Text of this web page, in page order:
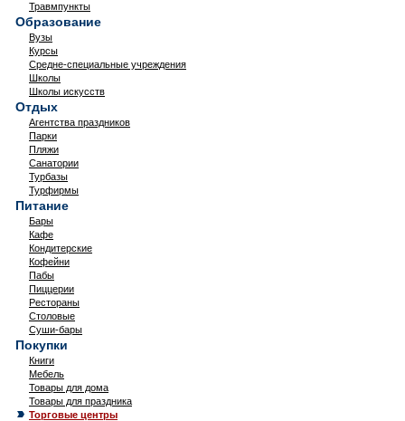
Травмпункты
Образование
Вузы
Курсы
Средне-специальные учреждения
Школы
Школы искусств
Отдых
Агентства праздников
Парки
Пляжи
Санатории
Турбазы
Турфирмы
Питание
Бары
Кафе
Кондитерские
Кофейни
Пабы
Пиццерии
Рестораны
Столовые
Суши-бары
Покупки
Книги
Мебель
Товары для дома
Товары для праздника
Торговые центры